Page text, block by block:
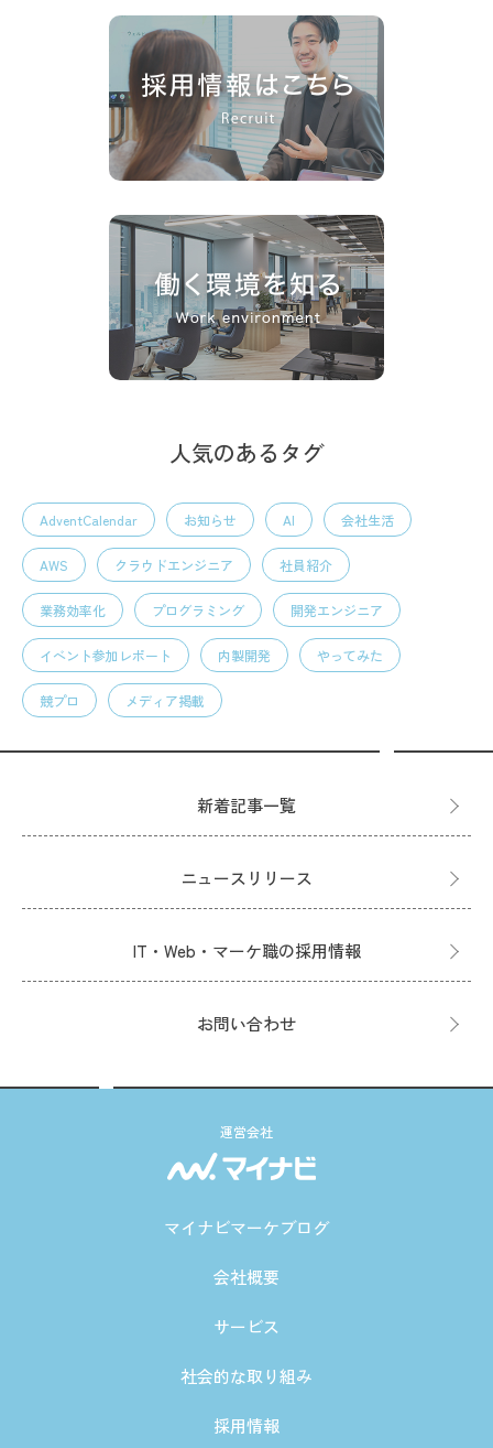
人気のあるタグ
AdventCalendar お知らせ AI 会社生活
AWS クラウドエンジニア 社員紹介
業務効率化 プログラミング 開発エンジニア
イベント参加レポート 内製開発 やってみた
競プロ メディア掲載
新着記事一覧
ニュースリリース
IT・Web・マーケ職の採用情報
お問い合わせ
運営会社
マイナビマーケブログ
会社概要
サービス
社会的な取り組み
採用情報